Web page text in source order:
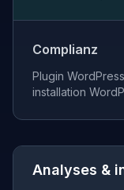
Complianz
Plugin
installation
Analyses &